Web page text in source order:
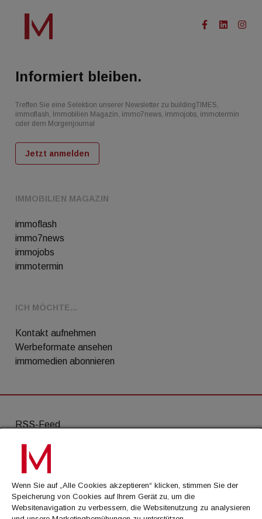
IMMOBILIEN MAGAZIN
immoflash
immo7news
immojobs
immotermin
ICH MÖCHTE...
Kontakt aufnehmen
Werbeformate ansehen
immomedien abonnieren
Informiert bleiben.
Treffen Sie eine Selektion unserer Newsletter zu buildingTIMES,
immoflash, Immobilien Magazin, immo7news, immojobs, immotermin
oder dem Morgenjournal
Jetzt anmelden
RSS-Feed
AGB
Datenschutz
Kontakt
Impressum
Wenn Sie auf „Alle Cookies akzeptieren“ klicken, stimmen Sie der
Speicherung von Cookies auf Ihrem Gerät zu, um die
Websitenavigation zu verbessern, die Websitenutzung zu analysieren